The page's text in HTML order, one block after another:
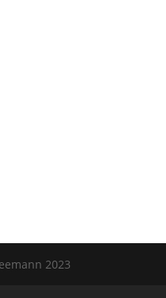
2023